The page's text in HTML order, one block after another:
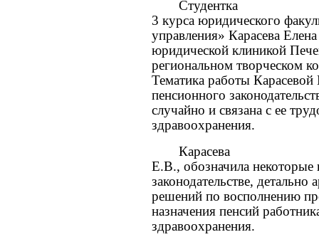
Студентка
3 курса юридического
управления» Карасева
юридической клиникой
региональном творческом
Тематика работы
пенсионного
случайно и связана с ее
здравоохранения.
Карасева
Е.В., обозначила некоторые
законодательстве,
решений по восполнению
назначения пенсий
здравоохранения.